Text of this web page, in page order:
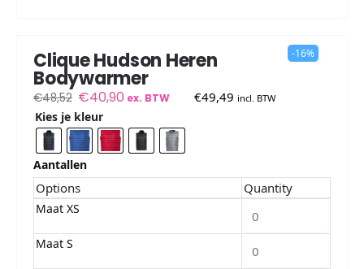
-16%
Clique Hudson Heren
Bodywarmer
€48,52 €40,90 ex. BTW €49,49 incl. BTW
Kies je kleur
Aantallen
Options Quantity
Maat XS
Maat S